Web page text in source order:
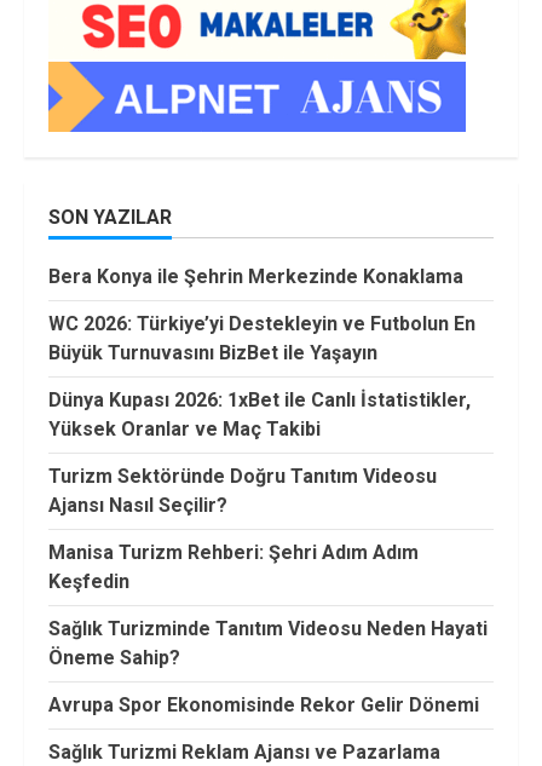
SON YAZILAR
Bera Konya ile Şehrin Merkezinde Konaklama
WC 2026: Türkiye’yi Destekleyin ve Futbolun En
Büyük Turnuvasını BizBet ile Yaşayın
Dünya Kupası 2026: 1xBet ile Canlı İstatistikler,
Yüksek Oranlar ve Maç Takibi
Turizm Sektöründe Doğru Tanıtım Videosu
Ajansı Nasıl Seçilir?
Manisa Turizm Rehberi: Şehri Adım Adım
Keşfedin
Sağlık Turizminde Tanıtım Videosu Neden Hayati
Öneme Sahip?
Avrupa Spor Ekonomisinde Rekor Gelir Dönemi
Sağlık Turizmi Reklam Ajansı ve Pazarlama